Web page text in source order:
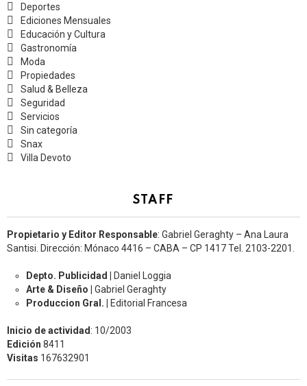
Deportes
Ediciones Mensuales
Educación y Cultura
Gastronomía
Moda
Propiedades
Salud & Belleza
Seguridad
Servicios
Sin categoría
Snax
Villa Devoto
STAFF
Propietario y Editor Responsable: Gabriel Geraghty – Ana Laura
Santisi. Dirección: Mónaco 4416 – CABA – CP 1417Tel. 2103-2201.
Depto. Publicidad | Daniel Loggia
Arte & Diseño | Gabriel Geraghty
Produccion Gral. | Editorial Francesa
Inicio de actividad: 10/2003
Edición 8411
Visitas 167632901